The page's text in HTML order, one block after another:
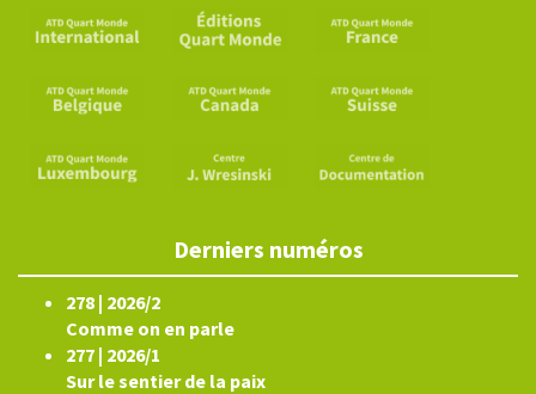
Derniers numéros
278 | 2026/2
Comme on en parle
277 | 2026/1
Sur le sentier de la paix